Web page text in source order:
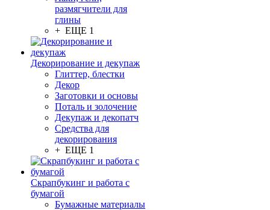
размягчители для
глины
+ ЕЩЕ 1
Декорирование и декупаж
Глиттер, блестки
Декор
Заготовки и основы
Поталь и золочение
Декупаж и декопатч
Средства для
декорирования
+ ЕЩЕ 1
Скрапбукинг и работа с
бумагой
Бумажные материалы